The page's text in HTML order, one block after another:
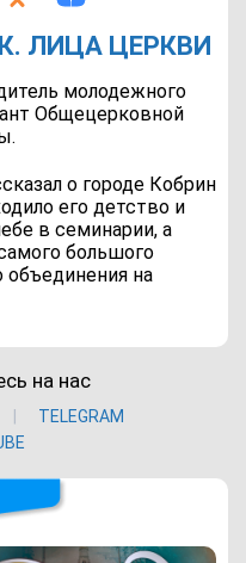
ЛИЦА ЦЕРКВИ
молодежного
Общецерковной
о городе Кобрин
его детство и
в семинарии, а
большого
объединения на
на нас
TELEGRAM